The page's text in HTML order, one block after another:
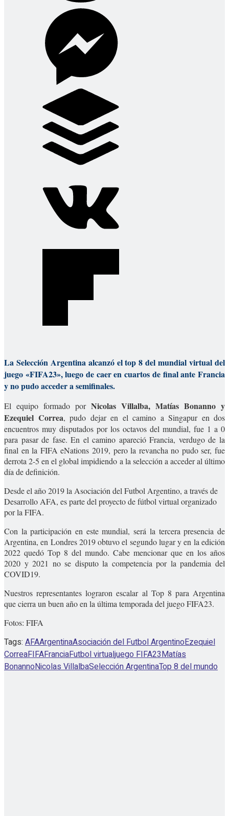
La Selección Argentina alcanzó el top 8 del mundial virtual del
juego «FIFA23», luego de caer en cuartos de final ante Francia
y no pudo acceder a semifinales.
El equipo formado por Nicolas Villalba, Matías Bonanno y
Ezequiel Correa, pudo dejar en el camino a Singapur en dos
encuentros muy disputados por los octavos del mundial, fue 1 a 0
para pasar de fase. En el camino apareció Francia, verdugo de la
final en la FIFA eNations 2019, pero la revancha no pudo ser, fue
derrota 2-5 en el global impidiendo a la selección a acceder al último
día de definición.
Desde el año 2019 la Asociación del Futbol Argentino, a través de
Desarrollo AFA, es parte del proyecto de fútbol virtual organizado
por la FIFA.
Con la participación en este mundial, será la tercera presencia de
Argentina, en Londres 2019 obtuvo el segundo lugar y en la edición
2022 quedó Top 8 del mundo. Cabe mencionar que en los años
2020 y 2021 no se disputo la competencia por la pandemia del
COVID19.
Nuestros representantes lograron escalar al Top 8 para Argentina
que cierra un buen año en la última temporada del juego FIFA23.
Fotos: FIFA
Tags: AFAArgentinaAsociación del Futbol ArgentinoEzequiel
CorreaFIFAFranciaFutbol virtualjuego FIFA23Matías
BonannoNicolas VillalbaSelección ArgentinaTop 8 del mundo